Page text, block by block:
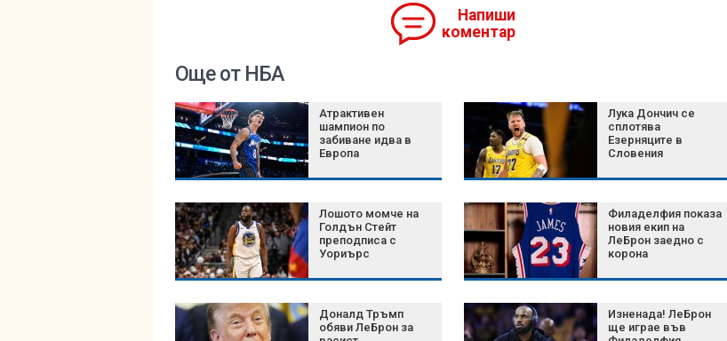
Напиши
коментар
Още от НБА
Атрактивен
шампион по
забиване идва в
Европа
Лука Дончич се
сплотява
Езерняците в
Словения
Лошото момче на
Голдън Стейт
преподписа с
Уориърс
Филаделфия показа
новия екип на
ЛеБрон заедно с
корона
Доналд Тръмп
обяви ЛеБрон за
Изненада! ЛеБрон
ще играе във
Катастрофа между
джип и пикап
предизвика
километрично
Противоречиви
версии на шофьора и
свидетел за
Корабът на
"Грийнпийс" акостира